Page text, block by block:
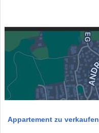
Appartement zu verkaufen